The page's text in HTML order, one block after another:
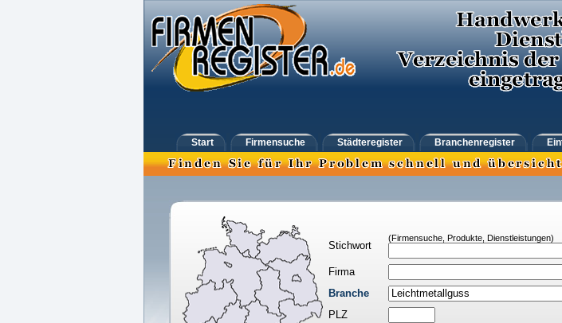
Start Firmensuche Städteregister Branchenregister
Stichwort
(Firmensuche, Produkte, Dienstleistungen)
Firma
Branche
PLZ